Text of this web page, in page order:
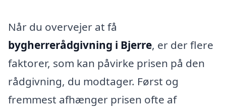
Når du overvejer at få
bygherrerådgivning i Bjerre, er der flere
faktorer, som kan påvirke prisen på den
rådgivning, du modtager. Først og
fremmest afhænger prisen ofte af